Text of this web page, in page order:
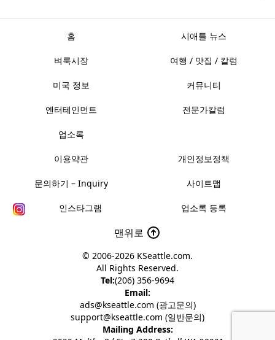
홈 시애틀 뉴스
벼룩시장 여행 / 맛집 / 칼럼
미국 정보 커뮤니티
엔터테인먼트 전문가칼럼
업소록
이용약관 개인정보정책
문의하기 – Inquiry 사이트맵
인스타그램 업소록 등록
맨위로
© 2006-2026 KSeattle.com.
All Rights Reserved.
Tel:(206) 356-9694
Email:
ads@kseattle.com (광고문의)
support@kseattle.com (일반문의)
Mailing Address: